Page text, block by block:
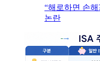
“해로하면 손해
논란